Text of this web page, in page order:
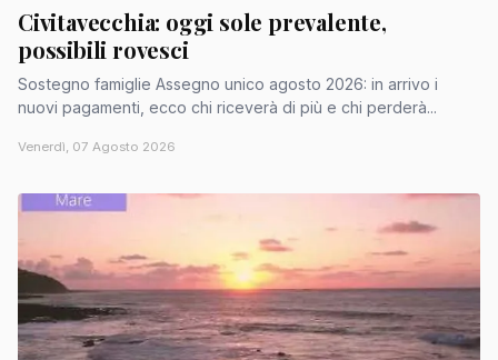
Civitavecchia: oggi sole prevalente,
possibili rovesci
Sostegno famiglie Assegno unico agosto 2026: in arrivo i
nuovi pagamenti, ecco chi riceverà di più e chi perderà...
Venerdì, 07 Agosto 2026